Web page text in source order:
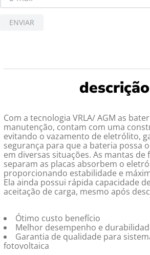
ENVIAR
Com a tecnologia VRLA/ AGM as
manutenção, contam com uma
evitando o vazamento de eletrólito,
segurança para que a bateria possa
em diversas situações. As mantas
separam as placas absorbem o
proporcionando estabilidade e
Ela ainda possui rápida capacidade
aceitação de carga, mesmo após
Ótimo custo benefício
Melhor desempenho e
Garantia de qualidade para
fotovoltaica